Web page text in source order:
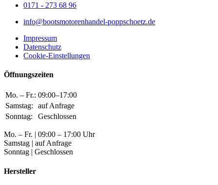
0171 - 273 68 96
info@bootsmotorenhandel-poppschoetz.de
Impressum
Datenschutz
Cookie-Einstellungen
Öffnungszeiten
Mo. – Fr.: 09:00–17:00
Samstag:
auf Anfrage
Sonntag:
Geschlossen
Mo. – Fr. | 09:00 – 17:00 Uhr
Samstag | auf Anfrage
Sonntag | Geschlossen
Hersteller